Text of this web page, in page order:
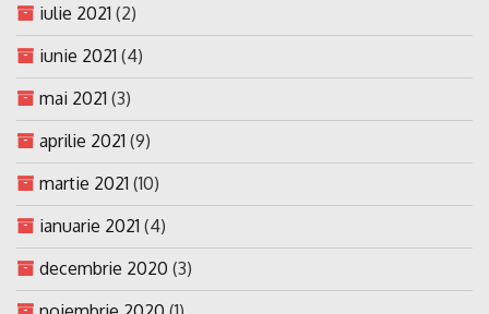
iulie 2021 (2)
iunie 2021 (4)
mai 2021 (3)
aprilie 2021 (9)
martie 2021 (10)
ianuarie 2021 (4)
decembrie 2020 (3)